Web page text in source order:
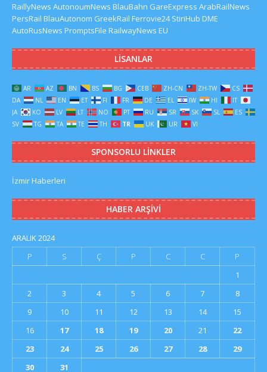
RaillyNews AutonoumNews BlauBahn GareExpress ArabRailNews
PersRail BlauAutonom GreekRail Ferrovie24 StiriHub DME
AutoRusNews PromptsFile RailwayNews EU
LISANLAR
AR AZ BN BS BG CEB ZH-CN ZH-TW
CS
DA
NL EN ET FI FR DE EL IW HI
IT
JA
KO LV LT NO PT RU SR SK SL
ES
SV
TG TA TE TH TR UK UR VI
SPONSORLU LINKLER
İzmir Haberleri
HABER ARŞIVI
ARALIK 2024
P
S Ç P C C
P
1
2
3 4 5 6 7
8
9
10 11 12 13 14
15
16
17 18 19 20 21
22
23
24 25 26 27 28
29
30
31